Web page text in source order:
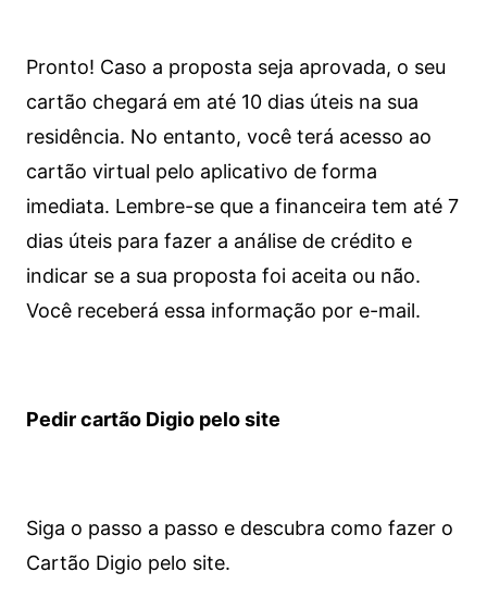
Pronto! Caso a proposta seja aprovada, o seu
cartão chegará em até 10 dias úteis na sua
residência. No entanto, você terá acesso ao
cartão virtual pelo aplicativo de forma
imediata. Lembre-se que a financeira tem até 7
dias úteis para fazer a análise de crédito e
indicar se a sua proposta foi aceita ou não.
Você receberá essa informação por e-mail.
Pedir cartão Digio pelo site
Siga o passo a passo e descubra como fazer o
Cartão Digio pelo site.